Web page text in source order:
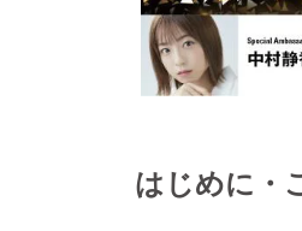
はじめに・